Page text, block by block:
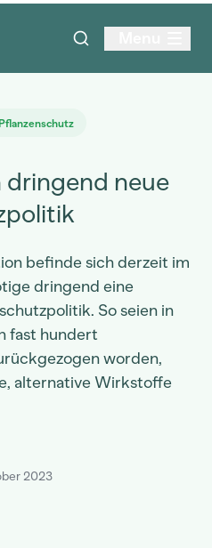
Pflanzenschutz
dringend neue
befinde sich derzeit im
dringend eine
So seien in
fast hundert
worden,
alternative Wirkstoffe
2023